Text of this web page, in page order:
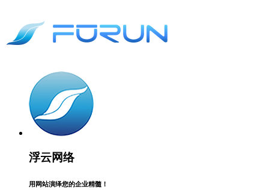
浮云网络
用网站演绎您的企业精髓！